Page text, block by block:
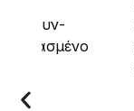
και με